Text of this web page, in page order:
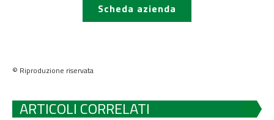
Scheda azienda
© Riproduzione riservata
ARTICOLI CORRELATI